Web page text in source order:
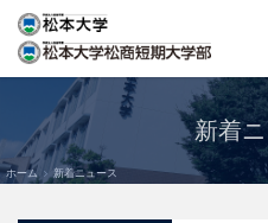
新着
ホーム 新着ニュース